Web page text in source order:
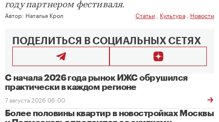
году партнером фестиваля.
Автор: Наталья Крол Статьи Культура Новости
ПОДЕЛИТЬСЯ В СОЦИАЛЬНЫХ СЕТЯХ
С начала 2026 года рынок ИЖС обрушился
практически в каждом регионе
7 августа 2026 06:00
Более половины квартир в новостройках Москвы